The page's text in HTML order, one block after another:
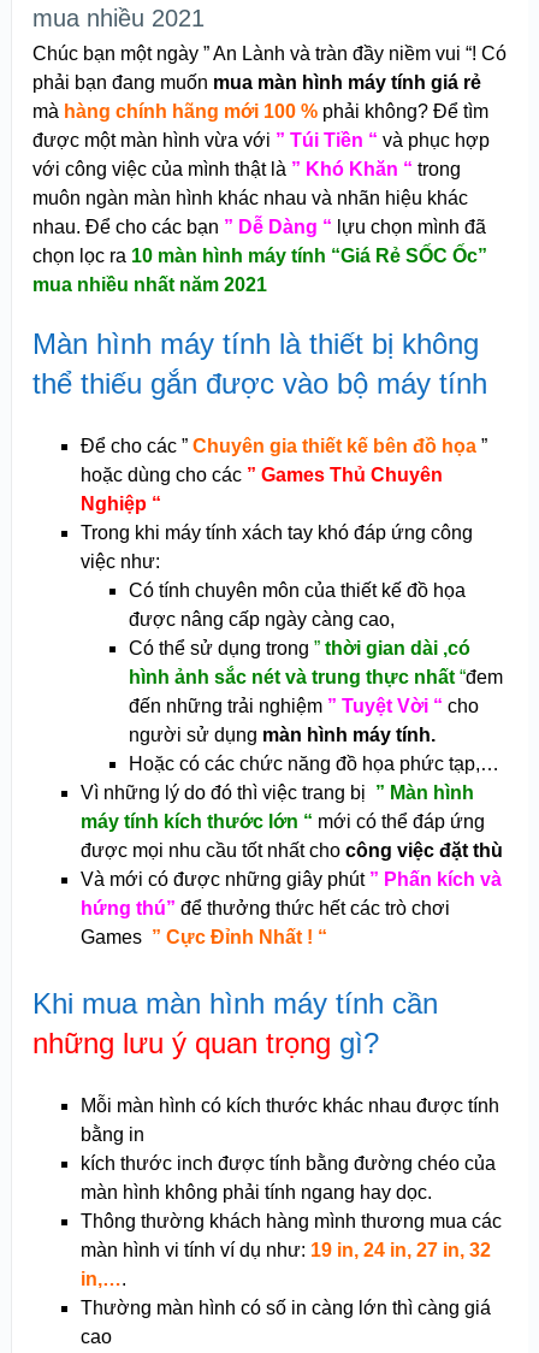
mua nhiều 2021
Chúc bạn một ngày ” An Lành và tràn đầy niềm vui “! Có
phải bạn đang muốn mua màn hình máy tính giá rẻ
mà hàng chính hãng mới 100 %phải không? Để tìm
được một màn hình vừa với ” Túi Tiền “ và phục hợp
với công việc của mình thật là ” Khó Khăn “ trong
muôn ngàn màn hình khác nhau và nhãn hiệu khác
nhau. Để cho các bạn ” Dễ Dàng “ lựu chọn mình đã
chọn lọc ra 10 màn hình máy tính “Giá Rẻ SỐC Ốc”
mua nhiều nhất năm 2021
Màn hình máy tính là thiết bị không
thể thiếu gắn được vào bộ máy tính
Để cho các ” Chuyên gia thiết kế bên đồ họa ”
hoặc dùng cho các ” Games Thủ Chuyên
Nghiệp “
Trong khi máy tính xách tay khó đáp ứng công
việc như:
Có tính chuyên môn của thiết kế đồ họa
được nâng cấp ngày càng cao,
Có thể sử dụng trong ” thời gian dài ,có
hình ảnh sắc nét và trung thực nhất“đem
đến những trải nghiệm ” Tuyệt Vời “ cho
người sử dụng màn hình máy tính.
Hoặc có các chức năng đồ họa phức tạp,…
Vì những lý do đó thì việc trang bị ” Màn hình
máy tính kích thước lớn “ mới có thể đáp ứng
được mọi nhu cầu tốt nhất cho công việc đặt thù
Và mới có được những giây phút ” Phấn kích và
hứng thú” để thưởng thức hết các trò chơi
Games ” Cực Đỉnh Nhất ! “
Khi mua màn hình máy tính cần
những lưu ý quan trọng gì?
Mỗi màn hình có kích thước khác nhau được tính
bằng in
kích thước inch được tính bằng đường chéo của
màn hình không phải tính ngang hay dọc.
Thông thường khách hàng mình thương mua các
màn hình vi tính ví dụ như: 19 in, 24 in, 27 in, 32
in,….
Thường màn hình có số in càng lớn thì càng giá
cao